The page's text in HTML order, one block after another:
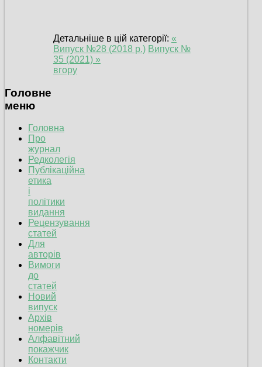
Детальніше в цій категорії: «
Випуск №28 (2018 р.) Випуск №
35 (2021) »
вгору
Головне
меню
Головна
Про
журнал
Редколегія
Публікаційна
етика
і
політики
видання
Рецензування
статей
Для
авторів
Вимоги
до
статей
Новий
випуск
Архів
номерів
Алфавітний
покажчик
Контакти